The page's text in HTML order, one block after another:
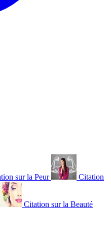
sur la Peur Citation
Citation sur la Beauté